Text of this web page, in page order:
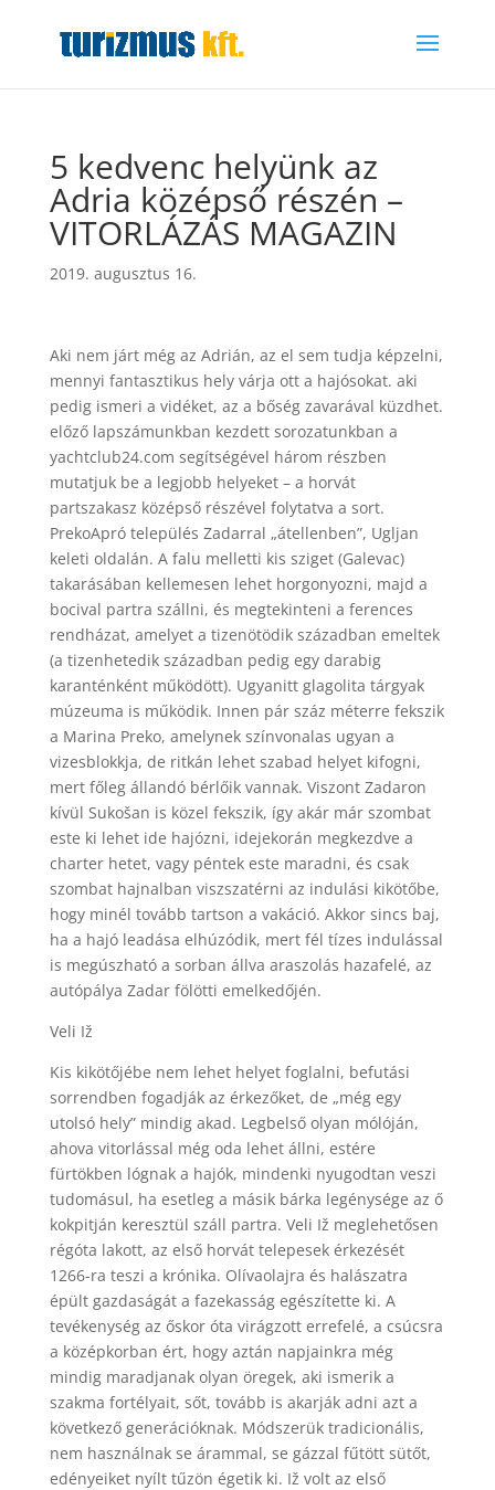
5 kedvenc helyünk az
Adria középső részén –
VITORLÁZÁS MAGAZIN
2019. augusztus 16.
Aki nem járt még az Adrián, az el sem tudja képzelni,
mennyi fantasztikus hely várja ott a hajósokat. aki
pedig ismeri a vidéket, az a bőség zavarával küzdhet.
előző lapszámunkban kezdett sorozatunkban a
yachtclub24.com segítségével három részben
mutatjuk be a legjobb helyeket – a horvát
partszakasz középső részével folytatva a sort.
PrekoApró település Zadarral „átellenben”, Ugljan
keleti oldalán. A falu melletti kis sziget (Galevac)
takarásában kellemesen lehet horgonyozni, majd a
bocival partra szállni, és megtekinteni a ferences
rendházat, amelyet a tizenötödik században emeltek
(a tizenhetedik században pedig egy darabig
karanténként működött). Ugyanitt glagolita tárgyak
múzeuma is működik. Innen pár száz méterre fekszik
a Marina Preko, amelynek színvonalas ugyan a
vizesblokkja, de ritkán lehet szabad helyet kifogni,
mert főleg állandó bérlőik vannak. Viszont Zadaron
kívül Sukošan is közel fekszik, így akár már szombat
este ki lehet ide hajózni, idejekorán megkezdve a
charter hetet, vagy péntek este maradni, és csak
szombat hajnalban viszszatérni az indulási kikötőbe,
hogy minél tovább tartson a vakáció. Akkor sincs baj,
ha a hajó leadása elhúzódik, mert fél tízes indulással
is megúszható a sorban állva araszolás hazafelé, az
autópálya Zadar fölötti emelkedőjén.
Veli Iž
Kis kikötőjébe nem lehet helyet foglalni, befutási
sorrendben fogadják az érkezőket, de „még egy
utolsó hely” mindig akad. Legbelső olyan mólóján,
ahova vitorlással még oda lehet állni, estére
fürtökben lógnak a hajók, mindenki nyugodtan veszi
tudomásul, ha esetleg a másik bárka legénysége az ő
kokpitján keresztül száll partra. Veli Iž meglehetősen
régóta lakott, az első horvát telepesek érkezését
1266-ra teszi a krónika. Olívaolajra és halászatra
épült gazdaságát a fazekasság egészítette ki. A
tevékenység az őskor óta virágzott errefelé, a csúcsra
a középkorban ért, hogy aztán napjainkra még
mindig maradjanak olyan öregek, aki ismerik a
szakma fortélyait, sőt, tovább is akarják adni azt a
következő generációknak. Módszerük tradicionális,
nem használnak se árammal, se gázzal fűtött sütőt,
edényeiket nyílt tűzön égetik ki. Iž volt az első